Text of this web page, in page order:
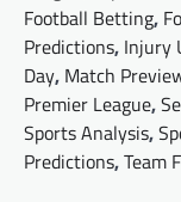
Football Betting,
Predictions, Injury
Day, Match
Premier League,
Sports Analysis,
Predictions,Team